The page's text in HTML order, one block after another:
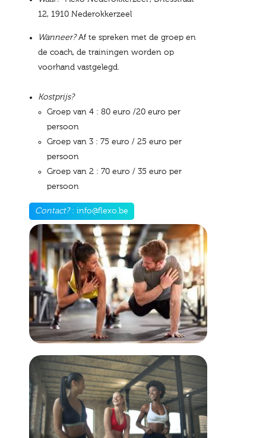
12, 1910 Nederokkerzeel
Wanneer?Af te spreken met de groep en
de coach, de trainingen worden op
voorhand vastgelegd.
Kostprijs?
Groep van 4 : 80 euro /20 euro per
persoon
Groep van 3 : 75 euro / 25 euro per
persoon
Groep van 2 : 70 euro / 35 euro per
persoon
Contact?: info@flexo.be